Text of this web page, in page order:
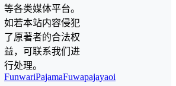
等各类媒体平台。
如若本站内容侵犯
了原著者的合法权
益，可联系我们进
行处理。
FunwariPajamaFuwapajayaoi